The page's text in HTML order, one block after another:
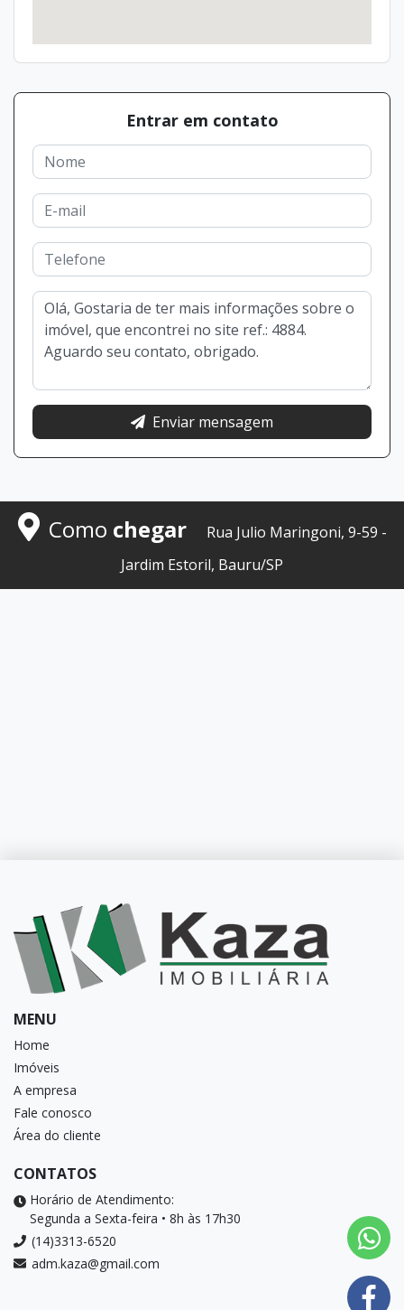
Entrar em contato
Enviar mensagem
Como chegar
Rua Julio Maringoni, 9-59 -
Jardim Estoril, Bauru/SP
MENU
Home
Imóveis
A empresa
Fale conosco
Área do cliente
CONTATOS
Horário de Atendimento:
Segunda a Sexta-feira • 8h às 17h30
(14)3313-6520
adm.kaza@gmail.com